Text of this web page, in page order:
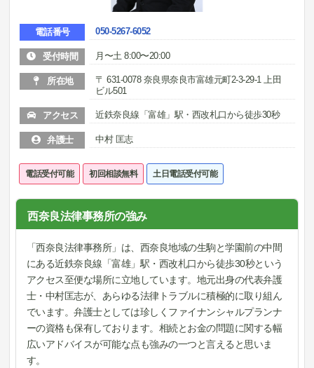
電話番号 050-5267-6052
受付時間 月〜土 8:00〜20:00
所在地
〒 631-0078 奈良県奈良市富雄元町2-3-29-1 上田
ビル501
アクセス 近鉄奈良線「富雄」駅・西改札口から徒歩30秒
弁護士 中村 匡志
電話受付可能 初回相談無料 土日電話受付可能
西奈良法律事務所の強み
「西奈良法律事務所」は、西奈良地域の生駒と学園前の中間
にある近鉄奈良線「富雄」駅・西改札口から徒歩30秒という
アクセス至便な場所に立地しています。地元出身の代表弁護
士・中村匡志が、あらゆる法律トラブルに積極的に取り組ん
でいます。弁護士としては珍しくファイナンシャルプランナ
ーの資格も保有しております。相続とお金の問題に関する幅
広いアドバイスが可能な点も強みの一つと言えると思いま
す。